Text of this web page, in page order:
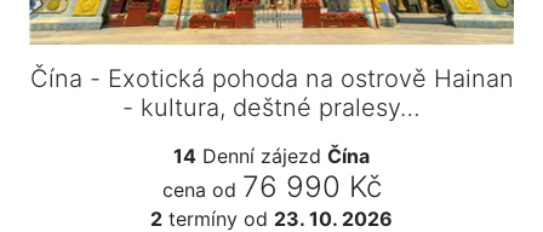
Čína - Exotická pohoda na ostrově Hainan
- kultura, deštné pralesy…
14 Denní zájezd Čína
cena od 76 990 Kč
2 termíny od 23. 10. 2026